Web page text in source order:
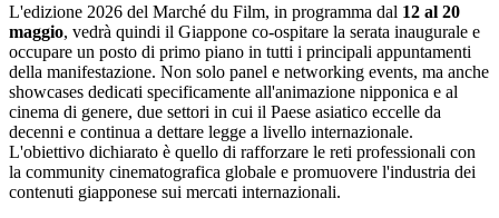
L'edizione 2026 del Marché du Film, in programma dal 12 al 20
maggio, vedrà quindi il Giappone co-ospitare la serata inaugurale e
occupare un posto di primo piano in tutti i principali appuntamenti
della manifestazione. Non solo panel e networking events, ma anche
showcases dedicati specificamente all'animazione nipponica e al
cinema di genere, due settori in cui il Paese asiatico eccelle da
decenni e continua a dettare legge a livello internazionale.
L'obiettivo dichiarato è quello di rafforzare le reti professionali con
la community cinematografica globale e promuovere l'industria dei
contenuti giapponese sui mercati internazionali.